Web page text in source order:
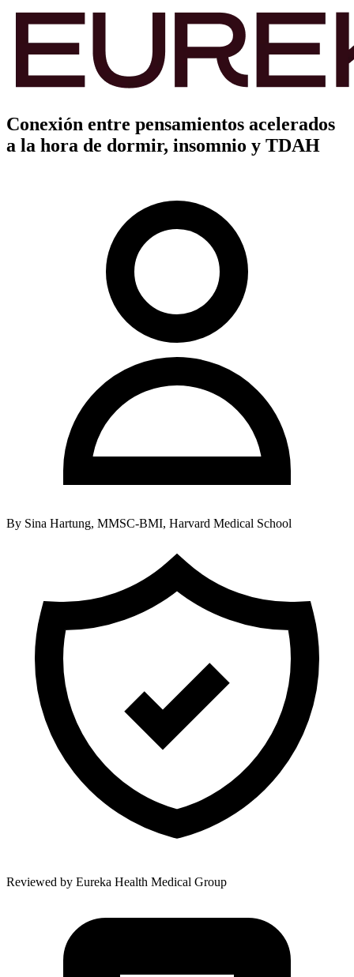
Conexión entre pensamientos acelerados
a la hora de dormir, insomnio y TDAH
By Sina Hartung, MMSC-BMI, Harvard Medical School
Reviewed by Eureka Health Medical Group